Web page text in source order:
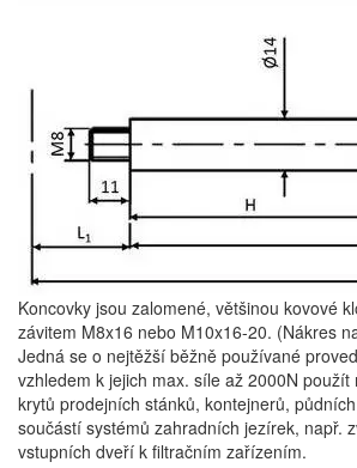
Koncovky jsou zalomené, většinou kovové
závitem M8x16 nebo M10x16-20. (Nákres
Jedná se o nejtěžší běžně používané
vzhledem k jejich max. síle až 2000N
krytů prodejních stánků, kontejnerů,
součástí systémů zahradních jezírek, např.
vstupních dveří k filtračním zařízením.